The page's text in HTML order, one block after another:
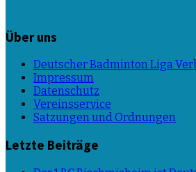
Über uns
Deutscher Badminton Liga
Impressum
Datenschutz
Vereinsservice
Satzungen und Ordnungen
Letzte Beiträge